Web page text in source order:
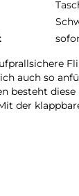
auch so
besteht
der